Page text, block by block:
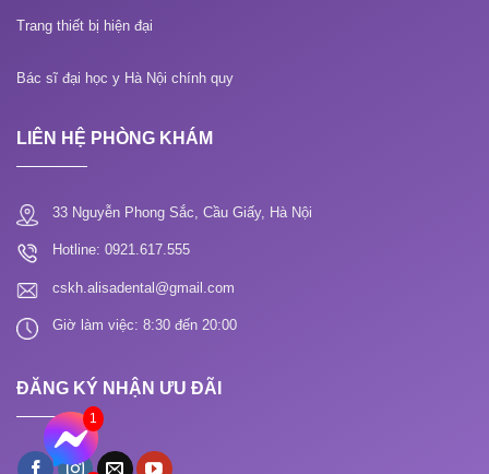
Trang thiết bị hiện đại
Bác sĩ đại học y Hà Nội chính quy
LIÊN HỆ PHÒNG KHÁM
33 Nguyễn Phong Sắc, Cầu Giấy, Hà Nội
Hotline: 0921.617.555
cskh.alisadental@gmail.com
Giờ làm việc: 8:30 đến 20:00
ĐĂNG KÝ NHẬN ƯU ĐÃI
1